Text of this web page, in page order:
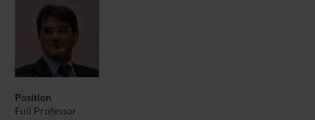
Position
Full Professor